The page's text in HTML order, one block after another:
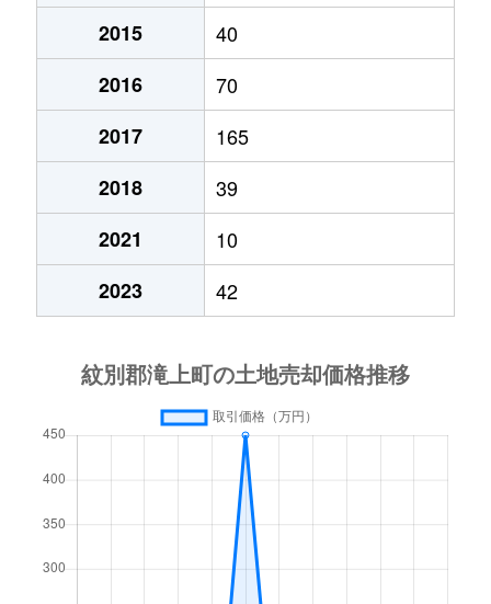
2015
40
2016
70
2017
165
2018
39
2021
10
2023
42